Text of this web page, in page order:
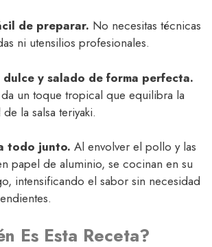
de preparar. No necesitas técnicas
ni utensilios profesionales.
dulce y salado de forma perfecta.
un toque tropical que equilibra la
la salsa teriyaki.
todo junto. Al envolver el pollo y las
papel de aluminio, se cocinan en su
intensificando el sabor sin necesidad
Es Esta Receta?